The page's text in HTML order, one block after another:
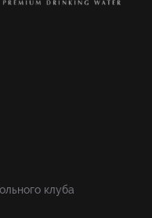
клуба